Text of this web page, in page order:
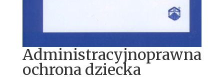
Administracyjnoprawna
ochrona dziecka